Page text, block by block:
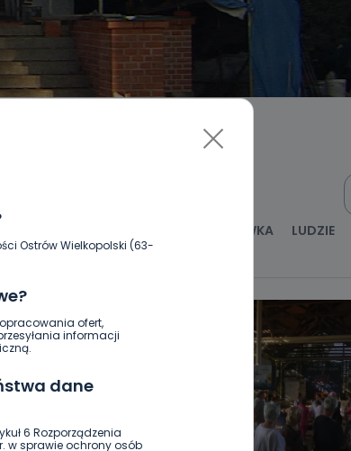
Ostrów Wielkopolski (63-
ofert,
informacji
dane
6 Rozporządzenia
w sprawie ochrony osób
KULTURA I ROZRYWKA LUDZIE
ŚWIĘTYCH WYWIADY